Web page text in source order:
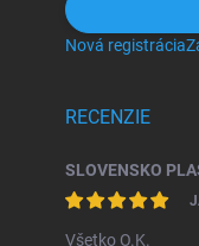
Nová registrácia
RECENZIE
SLOVENSKO
Všetko O.K.